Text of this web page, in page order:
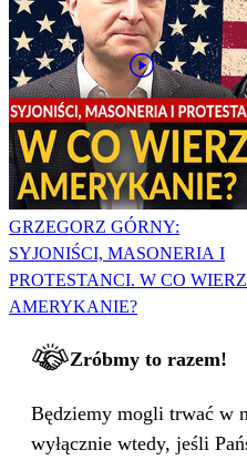
GRZEGORZ GÓRNY:
SYJONIŚCI, MASONERIA I
PROTESTANCI. W CO
AMERYKANIE?
Zróbmy to razem!
Będziemy mogli trwać w
wyłącznie wtedy, jeśli